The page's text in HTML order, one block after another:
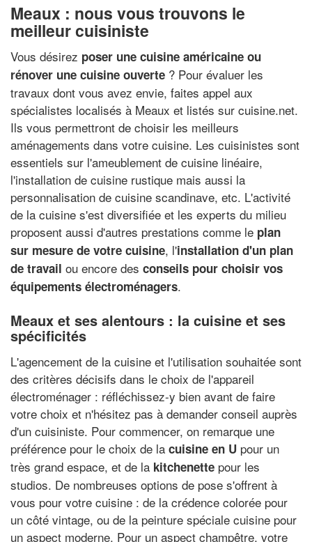
Meaux : nous vous trouvons le
meilleur cuisiniste
Vous désirez poser une cuisine américaine ou
rénover une cuisine ouverte ? Pour évaluer les
travaux dont vous avez envie, faites appel aux
spécialistes localisés à Meaux et listés sur cuisine.net.
Ils vous permettront de choisir les meilleurs
aménagements dans votre cuisine. Les cuisinistes sont
essentiels sur l'ameublement de cuisine linéaire,
l'installation de cuisine rustique mais aussi la
personnalisation de cuisine scandinave, etc. L'activité
de la cuisine s'est diversifiée et les experts du milieu
proposent aussi d'autres prestations comme le plan
sur mesure de votre cuisine, l'installation d'un plan
de travail ou encore des conseils pour choisir vos
équipements électroménagers.
Meaux et ses alentours : la cuisine et ses
spécificités
L'agencement de la cuisine et l'utilisation souhaitée sont
des critères décisifs dans le choix de l'appareil
électroménager : réfléchissez-y bien avant de faire
votre choix et n'hésitez pas à demander conseil auprès
d'un cuisiniste. Pour commencer, on remarque une
préférence pour le choix de la cuisine en U pour un
très grand espace, et de la kitchenette pour les
studios. De nombreuses options de pose s'offrent à
vous pour votre cuisine : de la crédence colorée pour
un côté vintage, ou de la peinture spéciale cuisine pour
un aspect moderne. Pour un aspect champêtre, votre